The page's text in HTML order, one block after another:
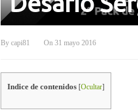
By capi81 On 31 mayo 2016
Indice de contenidos [Ocultar]